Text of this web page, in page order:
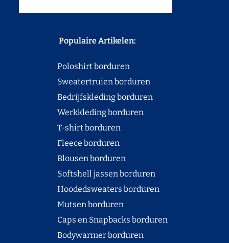
Populaire Artikelen:
Poloshirt borduren
Sweatertruien borduren
Bedrijfskleding borduren
Werkkleding borduren
T-shirt borduren
Fleece borduren
Blousen borduren
Softshell jassen borduren
Hoodedsweaters borduren
Mutsen borduren
Caps en Snapbacks borduren
Bodywarmer borduren